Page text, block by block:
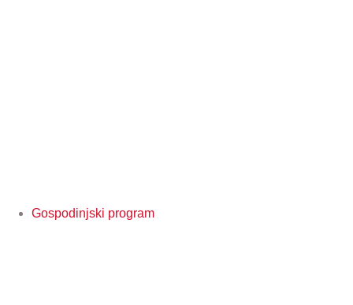
Gospodinjski program